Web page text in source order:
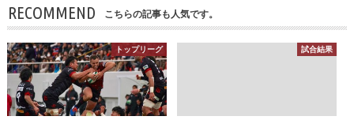
RECOMMEND こちらの記事も人気です。
トップリーグ 試合結果